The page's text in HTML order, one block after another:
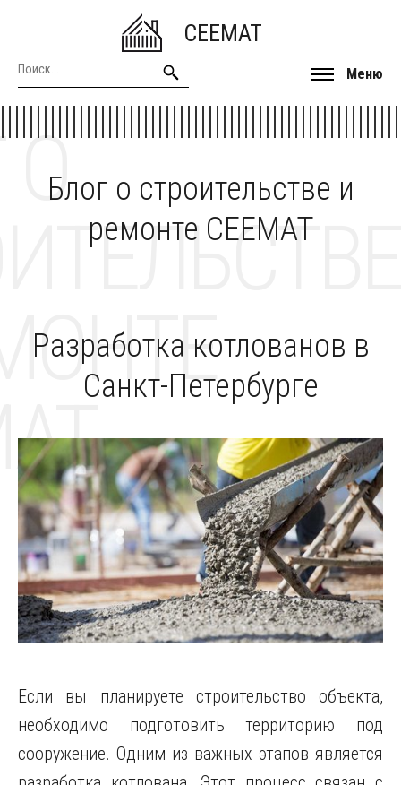
CEEMAT
Меню
Блог о строительстве и
ремонте CEEMAT
О
Разработка котлованов в
Санкт-Петербурге
Если вы планируете строительство объекта,
необходимо подготовить территорию под
сооружение. Одним из важных этапов является